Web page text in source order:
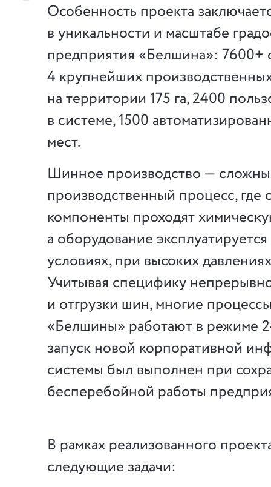
Особенность проекта
в уникальности и масштабе
предприятия «Белшина»: 7600+
4 крупнейших
на территории 175 га, 2400
в системе, 1500
мест.
Шинное производство —
производственный процесс, где
компоненты проходят
а оборудование
условиях, при высоких
Учитывая специфику
и отгрузки шин, многие
«Белшины» работают в режиме
запуск новой корпоративной
системы был выполнен при
бесперебойной работы
В рамках реализованного
следующие задачи: